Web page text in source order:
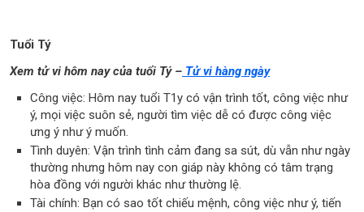
Tuổi Tý
Xem tử vi hôm nay của tuổi Tý – Tử vi hàng ngày
Công việc: Hôm nay tuổi T1y có vận trình tốt, công việc như
ý, mọi việc suôn sẻ, người tìm việc dễ có được công việc
ưng ý như ý muốn.
Tình duyên: Vận trình tình cảm đang sa sút, dù vẫn như ngày
thường nhưng hôm nay con giáp này không có tâm trạng
hòa đồng với người khác như thường lệ.
Tài chính: Bạn có sao tốt chiếu mệnh, công việc như ý, tiến